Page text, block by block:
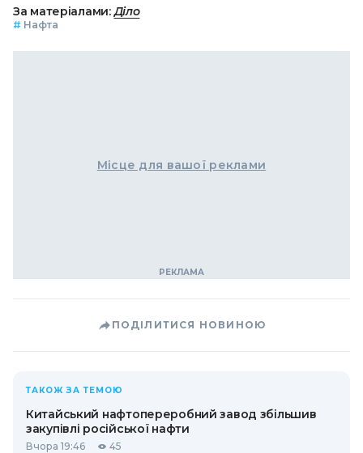
За матеріалами:Діло
# Нафта
Місце для вашої реклами
ПОДІЛИТИСЯ НОВИНОЮ
ТАКОЖ ЗА ТЕМОЮ
Китайський нафтопереробний завод збільшив
закупівлі російської нафти
Вчора 19:46 45